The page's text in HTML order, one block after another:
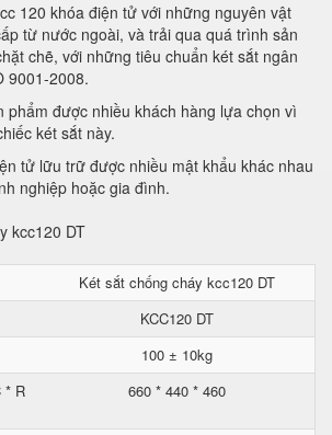
120 khóa điện tử với những nguyên vật
từ nước ngoài, và trải qua quá trình sản
chẽ, với những tiêu chuẩn két sắt ngân
9001-2008.
phẩm được nhiều khách hàng lựa chọn vì
két sắt này.
tử lữu trữ được nhiều mật khẩu khác nhau
nghiệp hoặc gia đình.
Két sắt chống cháy kcc120 DT
KCC120 DT
100 ± 10kg
* R
660 * 440 * 460